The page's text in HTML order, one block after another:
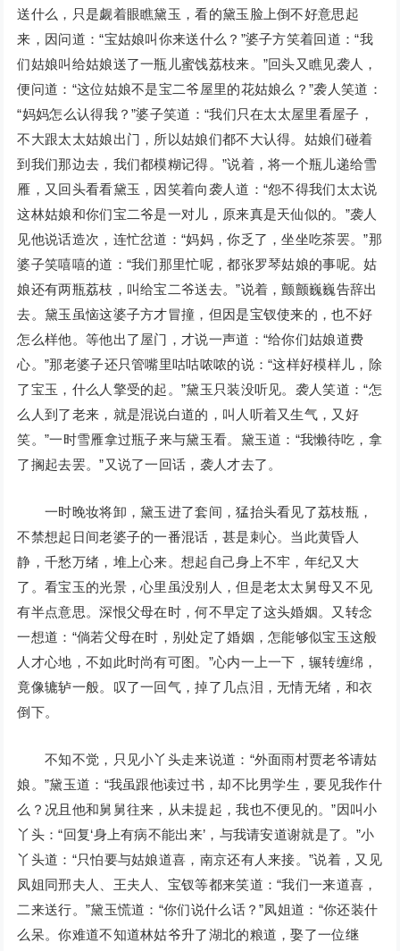
送什么，只是觑着眼瞧黛玉，看的黛玉脸上倒不好意思起
来，因问道：“宝姑娘叫你来送什么？”婆子方笑着回道：“我
们姑娘叫给姑娘送了一瓶儿蜜饯荔枝来。”回头又瞧见袭人，
便问道：“这位姑娘不是宝二爷屋里的花姑娘么？”袭人笑道：
“妈妈怎么认得我？”婆子笑道：“我们只在太太屋里看屋子，
不大跟太太姑娘出门，所以姑娘们都不大认得。姑娘们碰着
到我们那边去，我们都模糊记得。”说着，将一个瓶儿递给雪
雁，又回头看看黛玉，因笑着向袭人道：“怨不得我们太太说
这林姑娘和你们宝二爷是一对儿，原来真是天仙似的。”袭人
见他说话造次，连忙岔道：“妈妈，你乏了，坐坐吃茶罢。”那
婆子笑嘻嘻的道：“我们那里忙呢，都张罗琴姑娘的事呢。姑
娘还有两瓶荔枝，叫给宝二爷送去。”说着，颤颤巍巍告辞出
去。黛玉虽恼这婆子方才冒撞，但因是宝钗使来的，也不好
怎么样他。等他出了屋门，才说一声道：“给你们姑娘道费
心。”那老婆子还只管嘴里咕咕哝哝的说：“这样好模样儿，除
了宝玉，什么人擎受的起。”黛玉只装没听见。袭人笑道：“怎
么人到了老来，就是混说白道的，叫人听着又生气，又好
笑。”一时雪雁拿过瓶子来与黛玉看。黛玉道：“我懒待吃，拿
了搁起去罢。”又说了一回话，袭人才去了。
一时晚妆将卸，黛玉进了套间，猛抬头看见了荔枝瓶，
不禁想起日间老婆子的一番混话，甚是刺心。当此黄昏人
静，千愁万绪，堆上心来。想起自己身上不牢，年纪又大
了。看宝玉的光景，心里虽没别人，但是老太太舅母又不见
有半点意思。深恨父母在时，何不早定了这头婚姻。又转念
一想道：“倘若父母在时，别处定了婚姻，怎能够似宝玉这般
人才心地，不如此时尚有可图。”心内一上一下，辗转缠绵，
竟像辘轳一般。叹了一回气，掉了几点泪，无情无绪，和衣
倒下。
不知不觉，只见小丫头走来说道：“外面雨村贾老爷请姑
娘。”黛玉道：“我虽跟他读过书，却不比男学生，要见我作什
么？况且他和舅舅往来，从未提起，我也不便见的。”因叫小
丫头：“回复‘身上有病不能出来’，与我请安道谢就是了。”小
丫头道：“只怕要与姑娘道喜，南京还有人来接。”说着，又见
凤姐同邢夫人、王夫人、宝钗等都来笑道：“我们一来道喜，
二来送行。”黛玉慌道：“你们说什么话？”凤姐道：“你还装什
么呆。你难道不知道林姑爷升了湖北的粮道，娶了一位继